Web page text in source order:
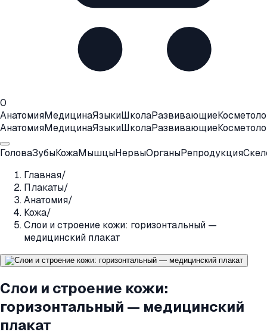
0
АнатомияМедицинаЯзыкиШколаРазвивающие
АнатомияМедицинаЯзыкиШколаРазвивающие
ГоловаЗубыКожаМышцыНервыОрганыРепродукция
Главная/
Плакаты/
Анатомия/
Кожа/
Слои и строение кожи: горизонтальный —
медицинский плакат
Слои и строение кожи:
горизонтальный — медицинский
плакат